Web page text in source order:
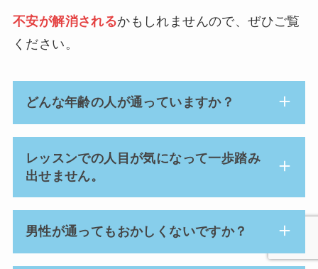
不安が解消されるかもしれませんので、ぜひご覧
ください。
どんな年齢の人が通っていますか？
レッスンでの人目が気になって一歩踏み
出せません。
男性が通ってもおかしくないですか？